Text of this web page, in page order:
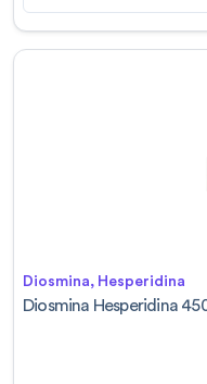
Diosmina, Hesperidina
Diosmina Hesperidina